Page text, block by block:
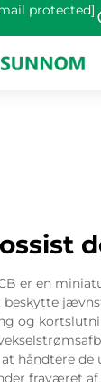
protected]
er en
beskytte
og
håndtere de
fraværet